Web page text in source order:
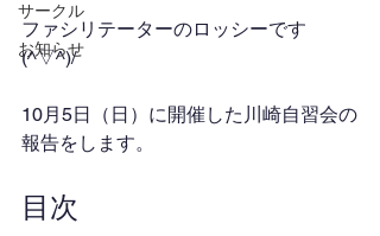
サークル
お知らせ
ファシリテーターのロッシーです
(^▽^)/
10月5日（日）に開催した川崎自習会の
報告をします。
目次